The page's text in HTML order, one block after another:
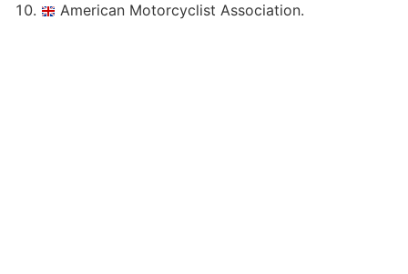
American Motorcyclist Association.